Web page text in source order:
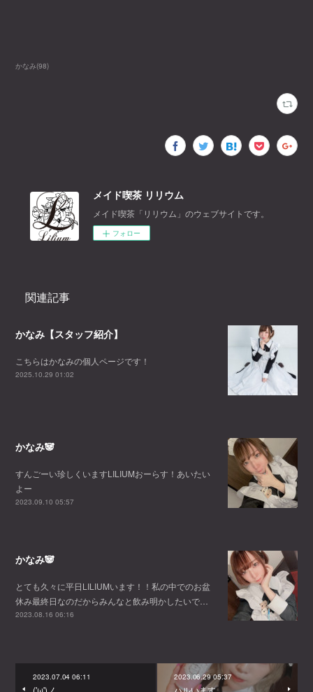
かなみ(98)
メイド喫茶 リリウム
メイド喫茶「リリウム」のウェブサイトです。
フォロー
関連記事
かなみ【スタッフ紹介】
こちらはかなみの個人ページです！
2025.10.29 01:02
かなみ🐼
すんごーい珍しくいますLILIUMおーらす！あいたい
よー
2023.09.10 05:57
かなみ🐼
とても久々に平日LILIUMいます！！私の中でのお盆
休み最終日なのだからみんなと飲み明かしたいで…
2023.08.16 06:16
2023.07.04 06:11 2023.06.29 05:37